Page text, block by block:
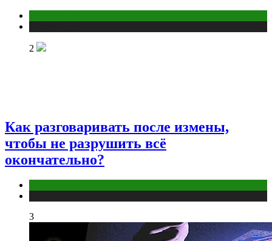
2
Как разговаривать после измены,
чтобы не разрушить всё
окончательно?
3